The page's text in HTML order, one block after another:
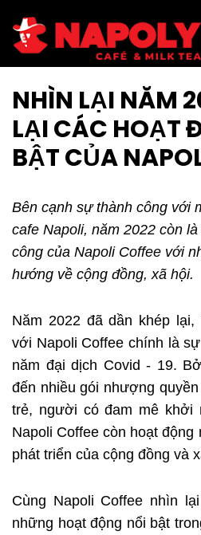
NHÌN LẠI NĂM
LẠI CÁC HOẠT
BẬT CỦA
Bên cạnh sự thành công với
cafe Napoli, năm 2022 còn
công của Napoli Coffee với
hướng về cộng đồng, xã hội.
Năm 2022 đã dần khép
với Napoli Coffee chính là
năm đại dịch Covid - 19.
đến nhiều gói nhượng
trẻ, người có đam mê khởi
Napoli Coffee còn hoạt
phát triển của cộng đồng và
Cùng Napoli Coffee nhìn
những hoạt động nổi bật